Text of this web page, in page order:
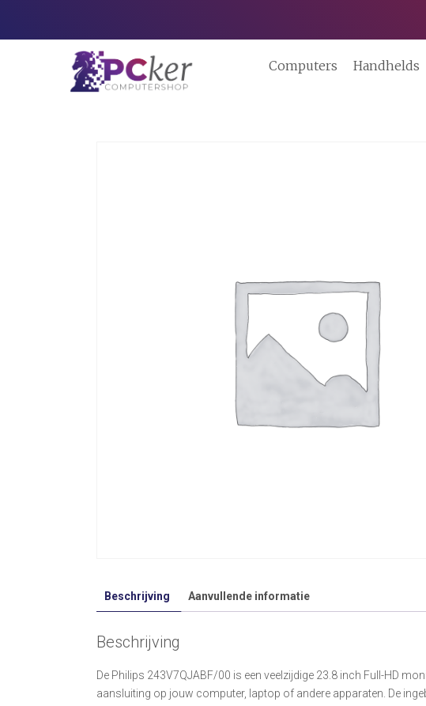
Computers Handhelds
Beschrijving Aanvullende informatie
Beschrijving
De Philips 243V7QJABF/00 is een veelzijdige 23.8 inch Full-HD
aansluiting op jouw computer, laptop of andere apparaten. De